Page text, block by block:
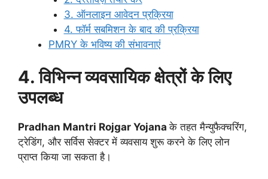
3. ऑनलाइन आवेदन प्रक्रिया
4. फॉर्म सबमिशन के बाद की प्रक्रिया
PMRY के भविष्य की संभावनाएं
4. विभिन्न व्यवसायिक क्षेत्रों के लिए
उपलब्ध
Pradhan Mantri Rojgar Yojanaके तहत मैन्युफैक्चरिंग,
ट्रेडिंग, और सर्विस सेक्टर में व्यवसाय शुरू करने के लिए लोन
प्राप्त किया जा सकता है।